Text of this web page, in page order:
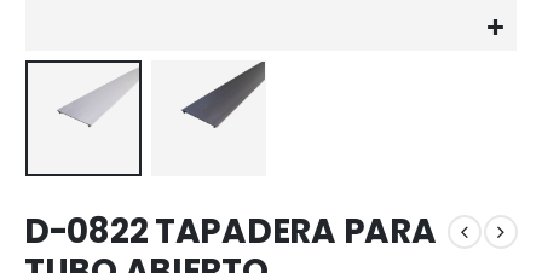
D-0822 TAPADERA PARA